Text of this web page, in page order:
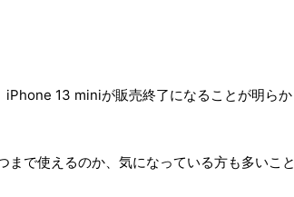
13 miniが販売終了になることが明らか
で使えるのか、気になっている方も多いこと